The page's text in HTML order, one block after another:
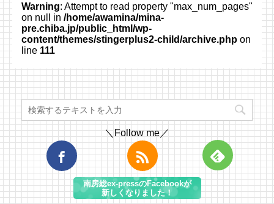
Warning: Attempt to read property "max_num_pages"
on null in /home/awamina/mina-
pre.chiba.jp/public_html/wp-
content/themes/stingerplus2-child/archive.php on
line 111
＼Follow me／
南房総ex-pressのFacebookが
新しくなりました！